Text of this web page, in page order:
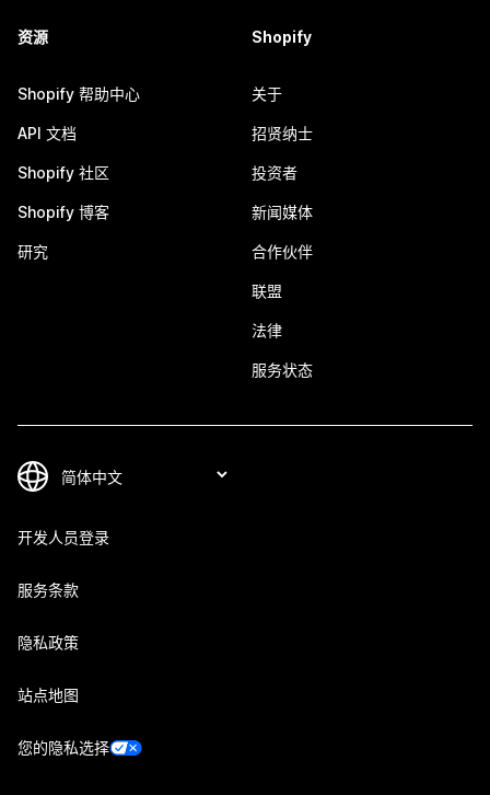
资源
Shopify 帮助中心
API 文档
Shopify 社区
Shopify 博客
研究
Shopify
关于
招贤纳士
投资者
新闻媒体
合作伙伴
联盟
法律
服务状态
开发人员登录
服务条款
隐私政策
站点地图
您的隐私选择